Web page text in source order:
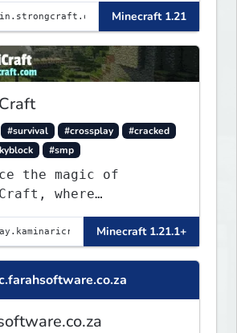
LifeSteal, Events,
Pick a server and
Minecraft 1.21
#survival #crossplay
#cracked
#smp
the magic of
where
meets adventure in
of Minecraft. Our
a seamless and
experience for both
Bedrock players
Minecraft 1.21.1+